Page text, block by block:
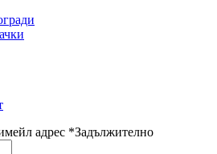
адрес *Задължително